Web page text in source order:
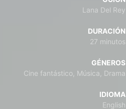
Lana Del Rey
DURACIÓN
27 minutos
GÉNEROS
Cine fantástico, Música, Drama
IDIOMA
English